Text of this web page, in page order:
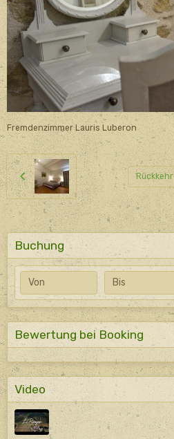
Fremdenzimmer Lauris Luberon
Rückkehr
Buchung
Anfangsdatum Enddatum
Bewertung bei Booking
Video